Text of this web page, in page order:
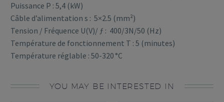
Puissance P : 5,4 (kW)
Câble d’alimentation s : 5×2.5 (mm²)
Tension / Fréquence U(V)/ ƒ : 400/3N/50 (Hz)
Température de fonctionnement T : 5 (minutes)
Température réglable : 50-320 °C
YOU MAY BE INTERESTED IN